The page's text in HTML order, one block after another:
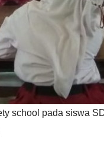
school pada siswa